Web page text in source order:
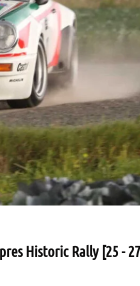
Historic Rally [25 -